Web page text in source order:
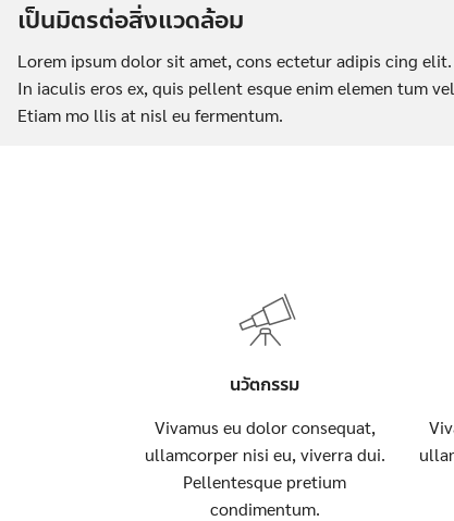
เป็นมิตรต่อสิ่งแวดล้อม
Lorem ipsum dolor sit amet, cons ectetur adipis cing elit.
In iaculis eros ex, quis pellent esque enim elemen tum
Etiam mo llis at nisl eu fermentum.
นวัตกรรม
Vivamus eu dolor consequat,
ullamcorper nisi eu, viverra dui.
Pellentesque pretium
condimentum.